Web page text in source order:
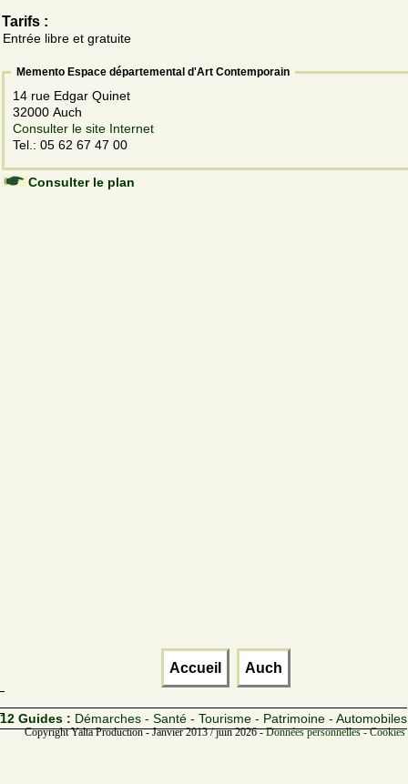
Tarifs :
Entrée libre et gratuite
Memento Espace départemental d'Art Contemporain
14 rue Edgar Quinet
32000 Auch
Consulter le site Internet
Tel.: 05 62 67 47 00
Consulter le plan
Accueil Auch
12 Guides : Démarches - Santé - Tourisme - Patrimoine - Automobiles
Copyright Yalta Production - Janvier 2013 / juin 2026 -Données personnelles -